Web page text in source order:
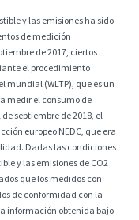
y las emisiones ha sido
de medición
de 2017, ciertos
el procedimiento
mundial (WLTP), que es un
medir el consumo de
septiembre de 2018, el
europeo NEDC, que era
Dadas las condiciones
y las emisiones de CO2
que los medidos con
de conformidad con la
información obtenida bajo